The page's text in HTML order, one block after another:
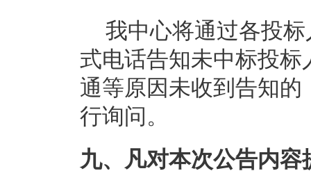
我中心将通过各投
式电话告知未中标投
通等原因未收到告知
行询问。
九、凡对本次公告内